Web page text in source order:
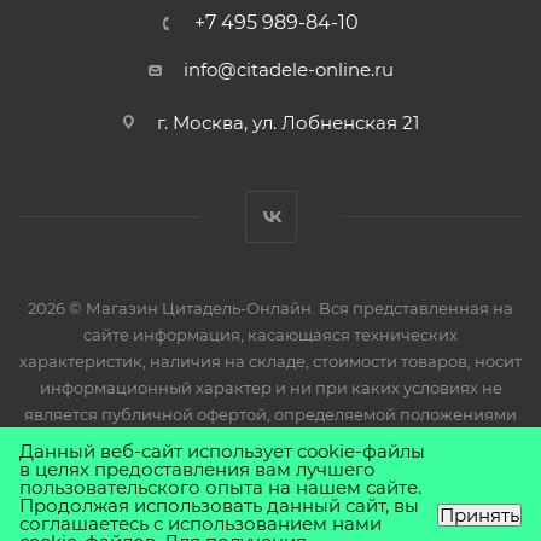
+7 495 989-84-10
info@citadele-online.ru
г. Москва, ул. Лобненская 21
2026 © Магазин Цитадель-Онлайн. Вся представленная на
сайте информация, касающаяся технических
характеристик, наличия на складе, стоимости товаров, носит
информационный характер и ни при каких условиях не
является публичной офертой, определяемой положениями
Статьи 437(2) Гражданского кодекса РФ.
Данный веб-сайт использует cookie-файлы
в целях предоставления вам лучшего
пользовательского опыта на нашем сайте.
Продолжая использовать данный сайт, вы
соглашаетесь с использованием нами Принять